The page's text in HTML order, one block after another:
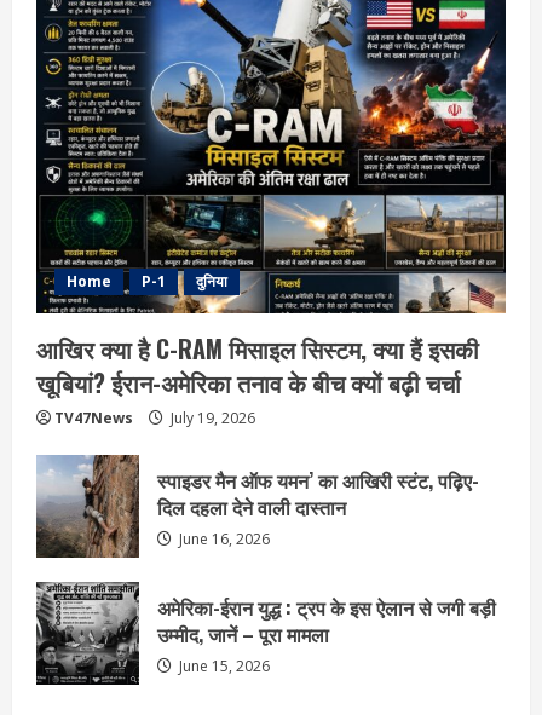
Home P-1 दुनिया
आखिर क्या है C-RAM मिसाइल सिस्टम, क्या हैं इसकी
खूबियां? ईरान-अमेरिका तनाव के बीच क्यों बढ़ी चर्चा
TV47News July 19, 2026
स्पाइडर मैन ऑफ यमन’ का आखिरी स्टंट, पढ़िए-
दिल दहला देने वाली दास्तान
June 16, 2026
अमेरिका-ईरान युद्ध : ट्रप के इस ऐलान से जगी बड़ी
उम्मीद, जानें – पूरा मामला
June 15, 2026